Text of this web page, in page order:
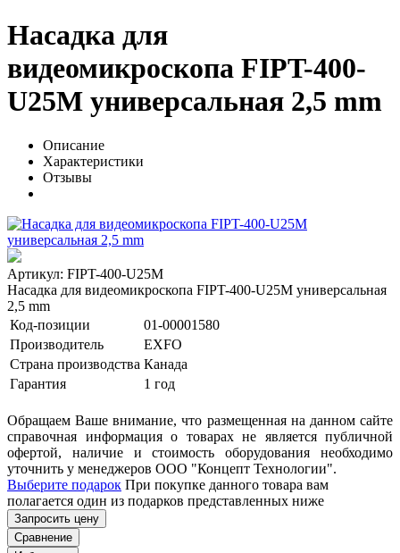
Насадка для
видеомикроскопа FIPT-400-
U25M универсальная 2,5 mm
Описание
Характеристики
Отзывы
Артикул: FIPT-400-U25M
Насадка для видеомикроскопа FIPT-400-U25M универсальная
2,5 mm
Код-позиции
01-00001580
Производитель
EXFO
Страна производства Канада
Гарантия
1 год
Обращаем Ваше внимание, что размещенная на данном сайте
справочная информация о товарах не является публичной
офертой, наличие и стоимость оборудования необходимо
уточнить у менеджеров ООО "Концепт Технологии".
Выберите подарок При покупке данного товара вам
полагается один из подарков представленных ниже
Запросить цену
Сравнение